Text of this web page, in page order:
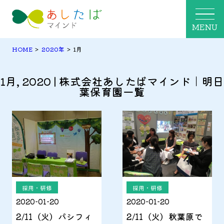
MENU
HOME > 2020年 > 1月
1月, 2020 | 株式会社あしたばマインド｜明日
葉保育園一覧
採用・研修
2020-01-20
2/11（火）パシフィ
採用・研修
2020-01-20
2/11（火）秋葉原で